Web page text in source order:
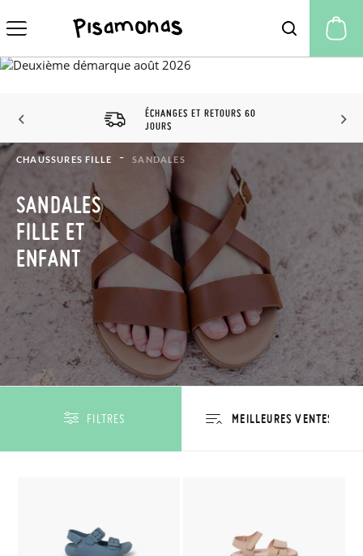
ÉCHANGES ET RETOURS 60
JOURS
CHAUSSURES FILLE SANDALES
SANDALES
FILLE ET
ENFANT
FILTRES